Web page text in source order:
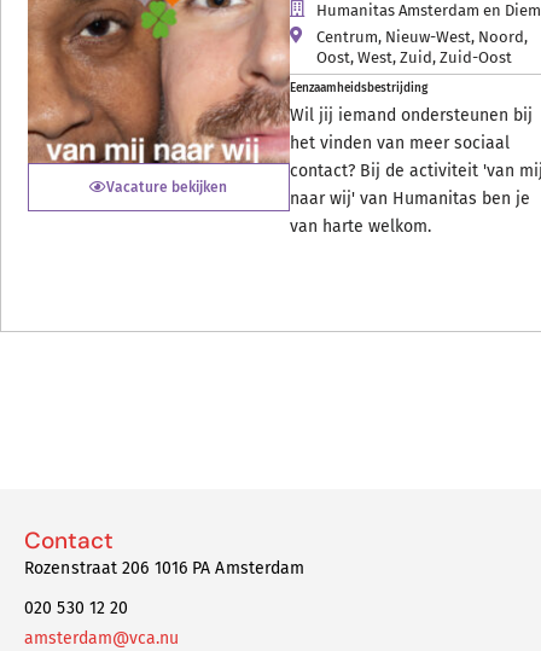
Vacature bekijken
Humanitas Amsterdam en
Centrum, Nieuw-West, Noord,
Oost,West,Zuid,Zuid-Oost
Eenzaamheidsbestrijding
Wil jij iemand ondersteunen bij
het vinden van meer sociaal
contact? Bij de activiteit 'van
naar wij' van Humanitas ben je
van harte welkom.
Contact
Rozenstraat 206 1016 PA Amsterdam
020 530 12 20
amsterdam@vca.nu